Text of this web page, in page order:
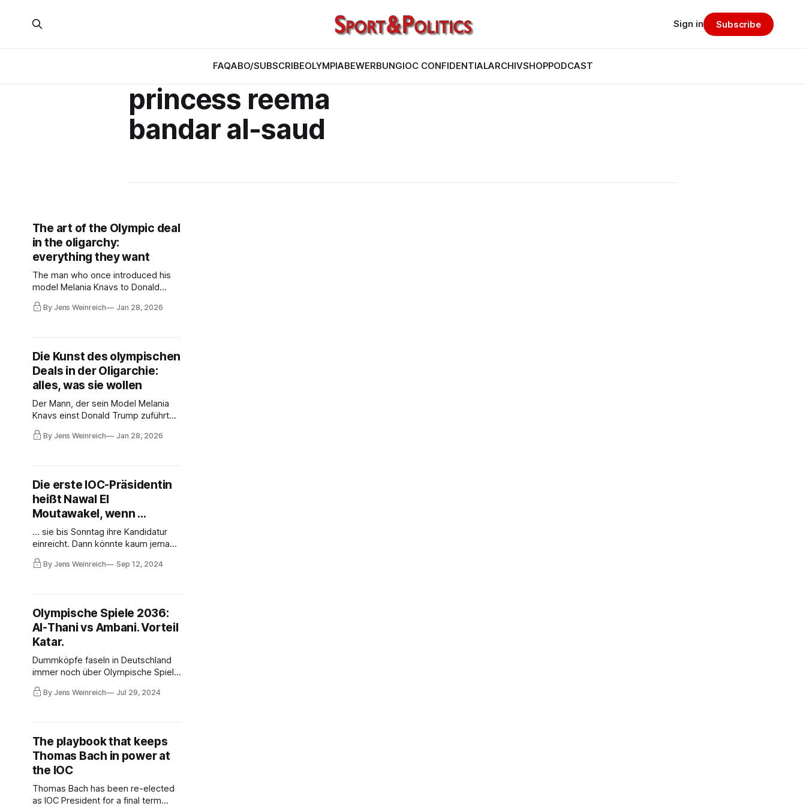
FAQABO/SUBSCRIBEOLYMPIABEWERBUNGIOC CONFIDENTIALARCHIVSHOPPODCAST
Sign in Subscribe
princess reema
bandar al-saud
The art of the Olympic deal
in the oligarchy:
everything they want
The man who once introduced his
model Melania Knavs to Donald
Trump is now Trump's 'Special
Envoy for Global Partnerships' with
federations, while the mother of his
son was deported by ICE.
By Jens Weinreich Jan 28, 2026
Die Kunst des olympischen
Deals in der Oligarchie:
alles, was sie wollen
Der Mann, der sein Model Melania
Knavs einst Donald Trump zuführte,
ist heute Trumps Special Envoy for
Global Partnerships mit
Sport-Weltverbänden, während die
Mutter seines Sohnes von ICE
deportiert wurde.
By Jens Weinreich Jan 28, 2026
Die erste IOC-Präsidentin
heißt Nawal El
Moutawakel, wenn …
... sie bis Sonntag ihre Kandidatur
einreicht. Dann könnte kaum jemand
die Marokkanerin schlagen. Dann
müsste auch niemand mehr über
reden.
By Jens Weinreich Sep 12, 2024
Olympische Spiele 2036:
Al-Thani vs Ambani. Vorteil
Katar.
Dummköpfe faseln in Deutschland
immer noch über Olympische Spiele
2036. Dabei sollten inzwischen
sogar die hilflos irrlichternden
Zielgeraden ist. Bereits im Frühjahr
2025 könnte es entschieden sein.
By Jens Weinreich Jul 29, 2024
The playbook that keeps
Thomas Bach in power at
the IOC
Thomas Bach has been re-elected
as IOC President for a final term